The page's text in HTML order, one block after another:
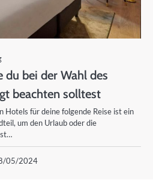
du bei der Wahl des
beachten solltest
Hotels für deine folgende Reise ist ein
um den Urlaub oder die
05/2024